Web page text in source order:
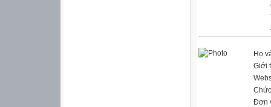
Họ
Giới
Đơn